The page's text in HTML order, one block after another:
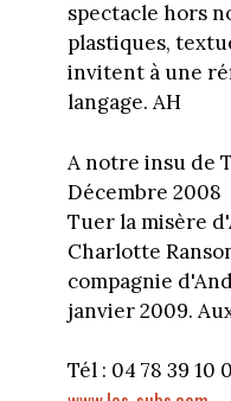
spectacle hors
plastiques,
invitent à une
langage. AH
A notre insu de
Décembre 2008
Tuer la misère
Charlotte
compagnie
janvier 2009.
Tél : 04 78 39 10